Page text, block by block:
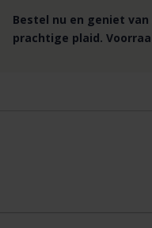
Bestel nu en geniet
prachtige plaid.